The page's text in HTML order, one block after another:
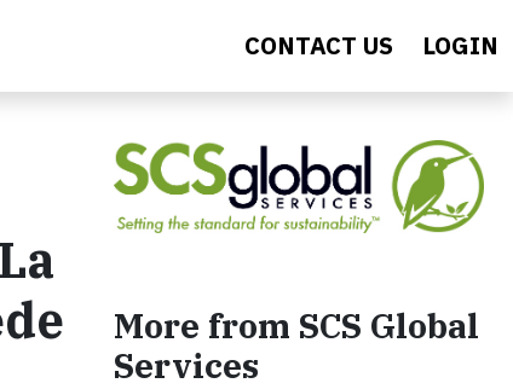
CONTACT US LOGIN
More from SCS Global
Services